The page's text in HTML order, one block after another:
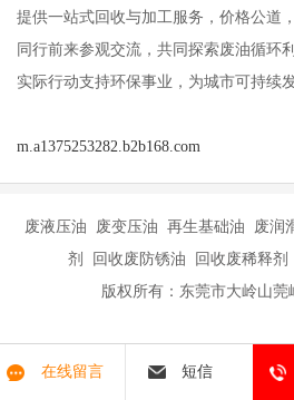
提供一站式回收与加工服务，价格公道
同行前来参观交流，共同探索废油循环
实际行动支持环保事业，为城市可持续
m.a1375253282.b2b168.com
废液压油 废变压油 再生基础油 废润
剂 回收废防锈油 回收废稀释剂
版权所有：东莞市大岭山莞
在线留言 短信